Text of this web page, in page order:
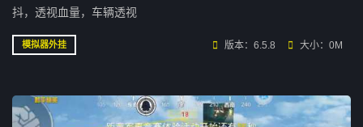
抖，透视血量，车辆透视
模拟器外挂 版本：6.5.8 大小：0M